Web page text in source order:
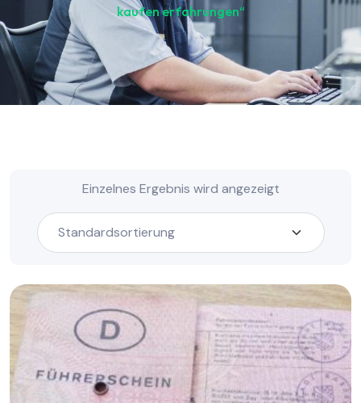
kaufen erfahrungen“
Einzelnes Ergebnis wird angezeigt